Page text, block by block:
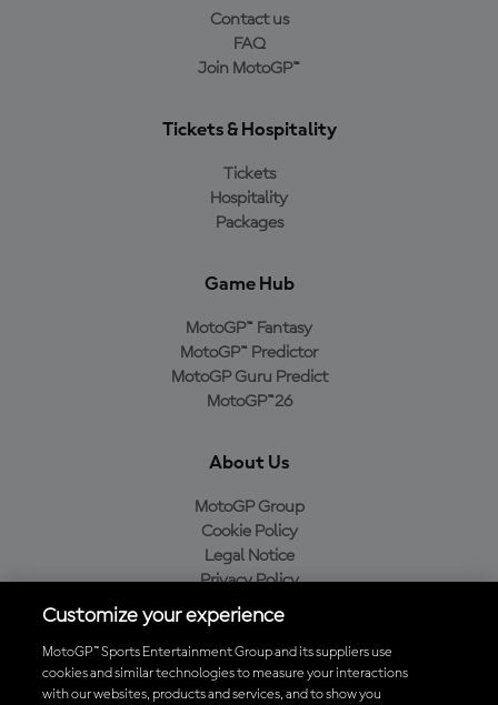
Contact us
FAQ
Join MotoGP™
Tickets & Hospitality
Tickets
Hospitality
Packages
Game Hub
MotoGP™ Fantasy
MotoGP™ Predictor
MotoGP Guru Predict
MotoGP™26
About Us
MotoGP Group
Cookie Policy
Legal Notice
Privacy Policy
Purchase Policy
Baixe o aplicativo oficial da MotoGP™
Customize your experience
MotoGP™ Sports Entertainment Group and its suppliers use
cookies and similar technologies to measure your interactions
with our websites, products and services, and to show you